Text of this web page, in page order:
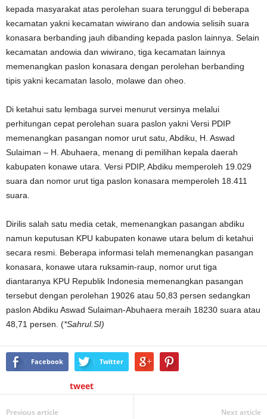
kepada masyarakat atas perolehan suara terunggul di beberapa
kecamatan yakni kecamatan wiwirano dan andowia selisih suara
konasara berbanding jauh dibanding kepada paslon lainnya. Selain
kecamatan andowia dan wiwirano, tiga kecamatan lainnya
memenangkan paslon konasara dengan perolehan berbanding
tipis yakni kecamatan lasolo, molawe dan oheo.
Di ketahui satu lembaga survei menurut versinya melalui
perhitungan cepat perolehan suara paslon yakni Versi PDIP
memenangkan pasangan nomor urut satu, Abdiku, H. Aswad
Sulaiman – H. Abuhaera, menang di pemilihan kepala daerah
kabupaten konawe utara. Versi PDIP, Abdiku memperoleh 19.029
suara dan nomor urut tiga paslon konasara memperoleh 18.411
suara.
Dirilis salah satu media cetak, memenangkan pasangan abdiku
namun keputusan KPU kabupaten konawe utara belum di ketahui
secara resmi. Beberapa informasi telah memenangkan pasangan
konasara, konawe utara ruksamin-raup, nomor urut tiga
diantaranya KPU Republik Indonesia memenangkan pasangan
tersebut dengan perolehan 19026 atau 50,83 persen sedangkan
paslon Abdiku Aswad Sulaiman-Abuhaera meraih 18230 suara atau
48,71 persen. (*Sahrul.SI)
Facebook Twitter
tweet
Previous article Next article